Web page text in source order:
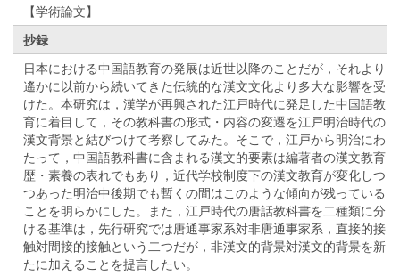
【学術論文】
抄録
日本における中国語教育の発展は近世以降のことだが，それより
遙かに以前から続いてきた伝統的な漢文文化より多大な影響を受
けた。本研究は，漢学が再興された江戸時代に発足した中国語教
育に着目して，その教科書の形式・内容の変遷を江戸明治時代の
漢文背景と結びつけて考察してみた。そこで，江戸から明治にわ
たって，中国語教科書に含まれる漢文的要素は編著者の漢文教育
歴・素養の表れでもあり，近代学校制度下の漢文教育が変化しつ
つあった明治中後期でも暫くの間はこのような傾向が残っている
ことを明らかにした。また，江戸時代の唐話教科書を二種類に分
ける基準は，先行研究では唐通事家系対非唐通事家系，直接的接
触対間接的接触という二つだが，非漢文的背景対漢文的背景を新
たに加えることを提言したい。